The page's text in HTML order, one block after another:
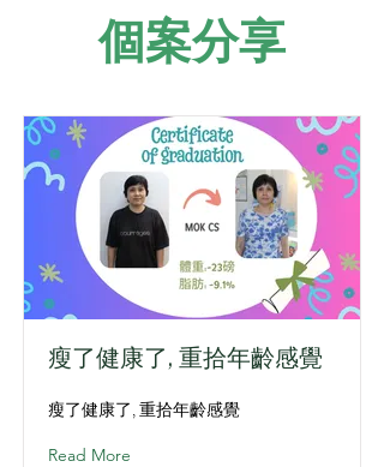
​個案分享
瘦了健康了, 重拾年齡感覺
瘦了健康了, 重拾年齡感覺
Read More